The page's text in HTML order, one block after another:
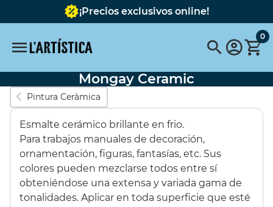
¡Precios exclusivos online!
Búsquedas populares
FABER CASTELL
Pebeo pebeo vitrail
Tavola
pastel schmincke Acuarela metalizada
Destacados
0
Mongay Ceramic
Pintura Ceràmica
Esmalte cerámico brillante en frio.
Para trabajos manuales de decoración,
ornamentación, figuras, fantasías, etc. Sus
colores pueden mezclarse todos entre sí
obteniéndose una extensa y variada gama de
tonalidades. Aplicar en toda superficie que esté